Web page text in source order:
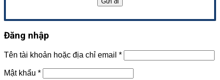
Đăng nhập
Tên tài khoản hoặc địa chỉ email *
Mật khẩu *